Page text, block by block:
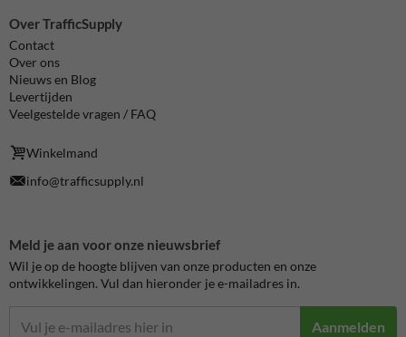
Over TrafficSupply
Contact
Over ons
Nieuws en Blog
Levertijden
Veelgestelde vragen / FAQ
Winkelmand
info@trafficsupply.nl
Meld je aan voor onze nieuwsbrief
Wil je op de hoogte blijven van onze producten en onze
ontwikkelingen. Vul dan hieronder je e-mailadres in.
Aanmelden